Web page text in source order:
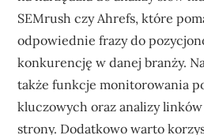
SEMrush czy Ahrefs, które
odpowiednie frazy do
konkurencję w danej branży.
także funkcje monitorowania
kluczowych oraz analizy
strony. Dodatkowo warto